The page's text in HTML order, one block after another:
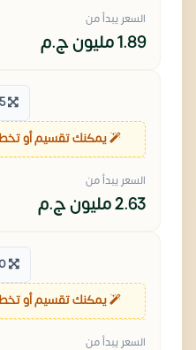
السعر يبدأ من
1.89 مليون ج.م
25 م²
يمكنك تقسيم أو
السعر يبدأ من
2.63 مليون ج.م
يمكنك تقسيم أو
السعر يبدأ من